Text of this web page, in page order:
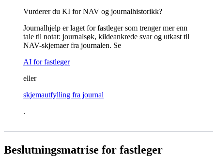
Vurderer du KI for NAV og journalhistorikk?
Journalhjelp er laget for fastleger som trenger mer enn
tale til notat: journalsøk, kildeankrede svar og utkast til
NAV-skjemaer fra journalen. Se
AI for fastleger
eller
skjemautfylling fra journal
.
Beslutningsmatrise for fastleger